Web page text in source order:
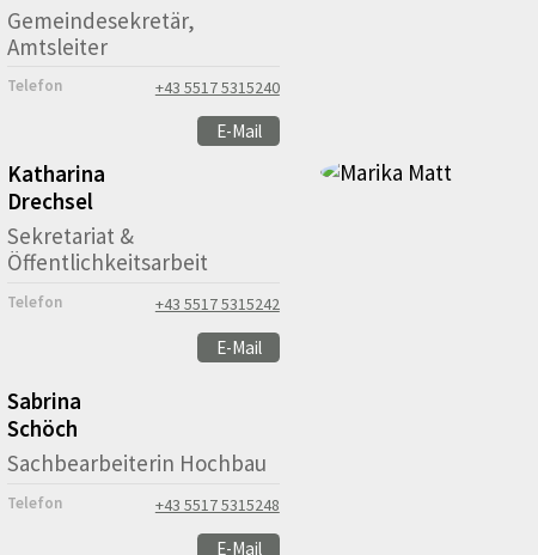
Gemeindesekretär,
Amtsleiter
Telefon +43 5517 5315240
E-Mail
Katharina
Drechsel
Sekretariat &
Öffentlichkeitsarbeit
Telefon +43 5517 5315242
E-Mail
Sabrina
Schöch
Sachbearbeiterin Hochbau
Telefon +43 5517 5315248
E-Mail